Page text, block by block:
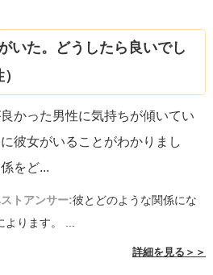
いた。どうしたら良いでし
かった男性に気持ちが傾いてい
彼女がいることがわかりまし
をど...
トアンサー:彼とどのような関係にな
よります。 ...
詳細を見る＞＞